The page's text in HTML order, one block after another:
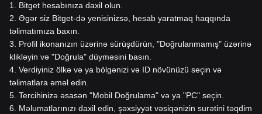
1
Bitget hesabınıza daxil olun.
2 Əgər siz Bitget-də yenisinizsə, hesab yaratmaq haqqında
təlimatımıza baxın.
3
Profil ikonanızın üzərinə sürüşdürün, "Doğrulanmamış" üzərinə
klikləyin və "Doğrula" düyməsini basın.
4 Verdiyiniz ölkə və ya bölgənizi və ID növünüzü seçin və
təlimatlara əməl edin.
5 Tercihinizə əsasən "Mobil Doğrulama" və ya "PC" seçin.
6
Məlumatlarınızı daxil edin, şəxsiyyət vəsiqənizin surətini təqdim